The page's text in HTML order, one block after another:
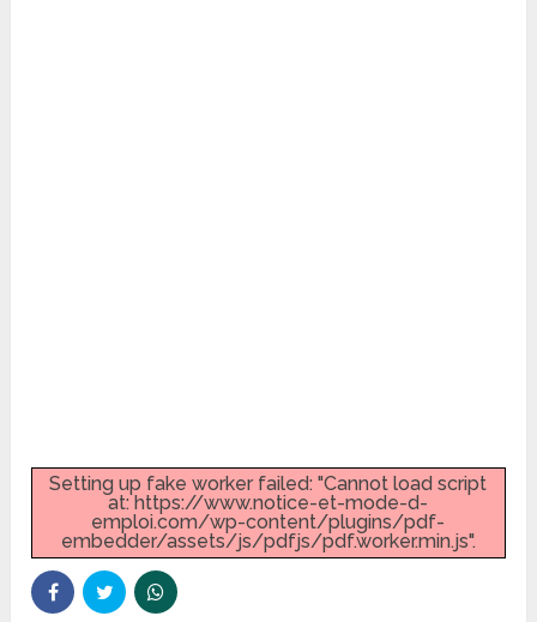
Setting up fake worker failed: "Cannot load script
at: https://www.notice-et-mode-d-
emploi.com/wp-content/plugins/pdf-
embedder/assets/js/pdfjs/pdf.worker.min.js".